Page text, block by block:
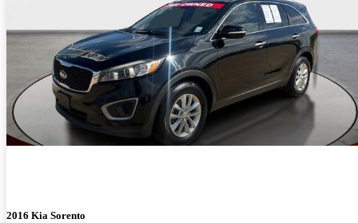
2016 Kia Sorento